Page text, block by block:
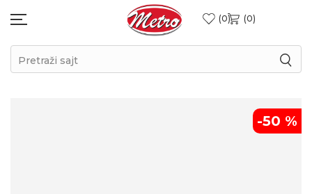
0 0
Pretraži sajt
-50 %